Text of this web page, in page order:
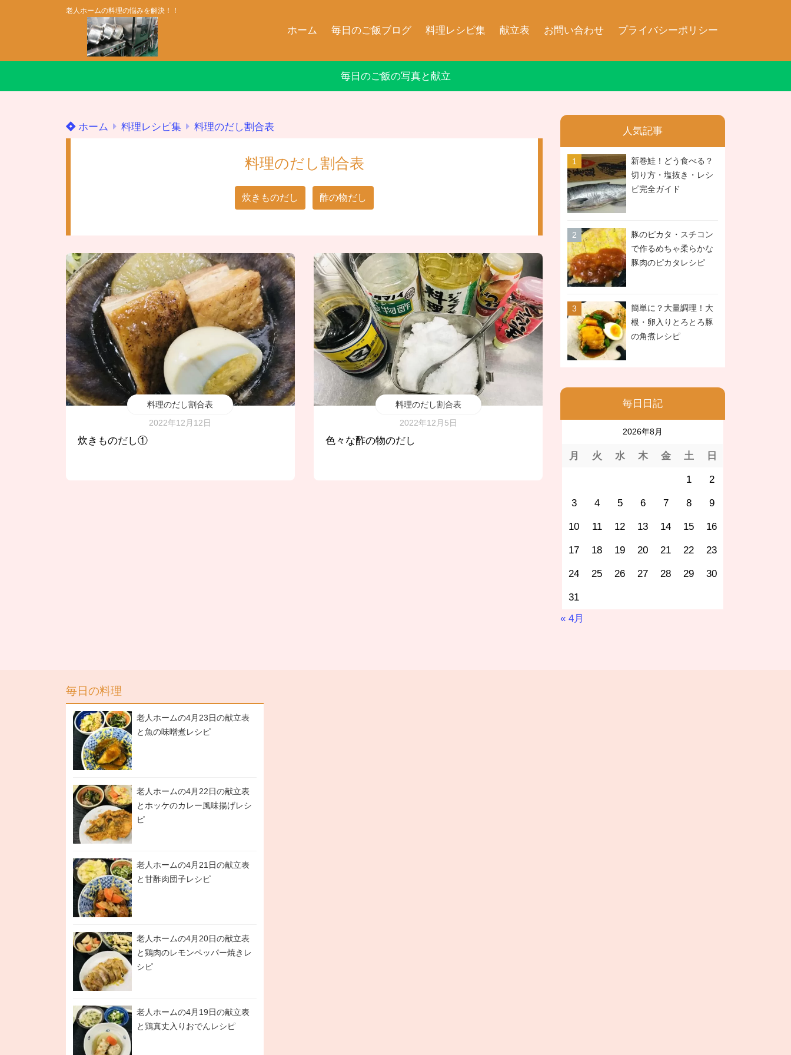
老人ホームの料理の悩みを解決！！
ホーム 毎日のご飯ブログ 料理レシピ集 献立表 お問い合わせ プライバシーポリシー
毎日のご飯の写真と献立
ホーム 料理レシピ集 料理のだし割合表
料理のだし割合表
炊きものだし 酢の物だし
料理のだし割合表
2022年12月12日
炊きものだし①
料理のだし割合表
2022年12月5日
色々な酢の物のだし
人気記事
新巻鮭！どう食べる？
切り方・塩抜き・レシ
ピ完全ガイド
豚のピカタ・スチコン
で作るめちゃ柔らかな
豚肉のピカタレシピ
簡単に？大量調理！大
根・卵入りとろとろ豚
の角煮レシピ
毎日日記
2026年8月
月 火 水 木 金 土 日
1 2
3 4 5 6 7 8 9
10 11 12 13 14 15 16
17 18 19 20 21 22 23
24 25 26 27 28 29 30
31
« 4月
毎日の料理
老人ホームの4月23日の献立表
と魚の味噌煮レシピ
老人ホームの4月22日の献立表
とホッケのカレー風味揚げレシ
ピ
老人ホームの4月21日の献立表
と甘酢肉団子レシピ
老人ホームの4月20日の献立表
と鶏肉のレモンペッパー焼きレ
シピ
老人ホームの4月19日の献立表
と鶏真丈入りおでんレシピ